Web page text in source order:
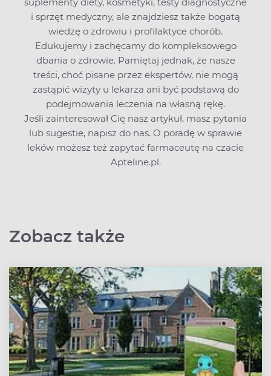
suplementy diety, kosmetyki, testy diagnostyczne
i sprzęt medyczny, ale znajdziesz także bogatą
wiedzę o zdrowiu i profilaktyce chorób.
Edukujemy i zachęcamy do kompleksowego
dbania o zdrowie. Pamiętaj jednak, że nasze
treści, choć pisane przez ekspertów, nie mogą
zastąpić wizyty u lekarza ani być podstawą do
podejmowania leczenia na własną rękę.
Jeśli zainteresował Cię nasz artykuł, masz pytania
lub sugestie, napisz do nas. O poradę w sprawie
leków możesz też zapytać farmaceutę na czacie
Apteline.pl.
Zobacz także